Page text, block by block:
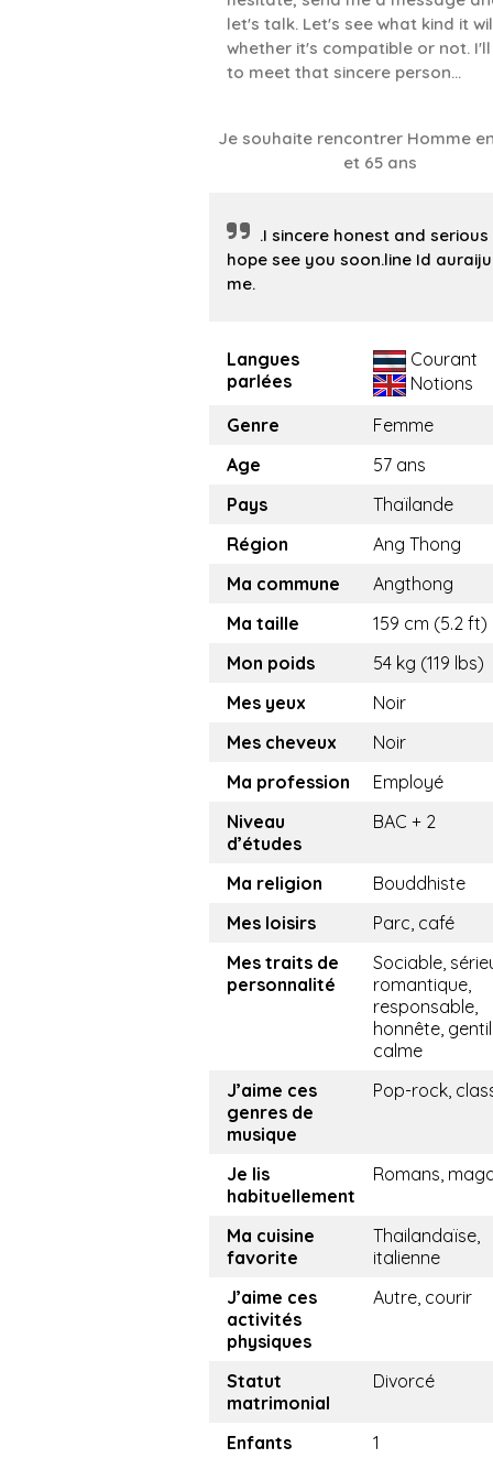
let's talk. Let's see what kind it
whether it's compatible or not.
to meet that sincere person...
Je souhaite rencontrer Homme
et 65 ans
.I sincere honest and serious
hope see you soon.line Id
me.
Langues
parlées
Courant
Notions
Genre
Femme
Age
57 ans
Pays
Thaïlande
Région
Ang Thong
Ma commune
Angthong
Ma taille
159 cm (5.2 ft)
Mon poids
54 kg (119 lbs)
Mes yeux
Noir
Mes cheveux
Noir
Ma profession
Employé
Niveau
d’études
BAC + 2
Ma religion
Bouddhiste
Mes loisirs
Parc, café
Mes traits de
personnalité
Sociable,
romantique,
responsable,
honnête,
calme
J’aime ces
genres de
musique
Pop-rock,
Je lis
habituellement
Romans,
Ma cuisine
favorite
Thailandaïse,
italienne
J’aime ces
activités
physiques
Autre, courir
Statut
matrimonial
Divorcé
Enfants 1